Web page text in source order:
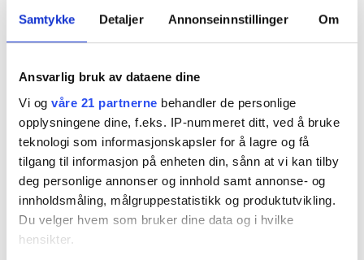
Samtykke Detaljer Annonseinnstillinger Om
Ansvarlig bruk av dataene dine
Vi og våre 21 partnerne behandler de personlige
opplysningene dine, f.eks. IP-nummeret ditt, ved å bruke
teknologi som informasjonskapsler for å lagre og få
tilgang til informasjon på enheten din, sånn at vi kan tilby
deg personlige annonser og innhold samt annonse- og
innholdsmåling, målgruppestatistikk og produktutvikling.
Du velger hvem som bruker dine data og i hvilke
hensikter.
Privat
Krever 840.000 kroner
For Wojtera krever forbundet 608.000 kroner i
erstatning, differansen mellom den lønna han skulle
hatt som fisker dersom det ikke var foretatt
diskriminering på grunn av etnisitet. For Adamowicz
krever de 232.000 da han kun har jobbet i rederiet
siden 2018.